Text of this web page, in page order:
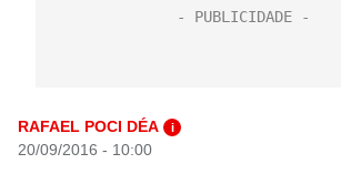
RAFAEL POCI DÉA i
20/09/2016 - 10:00